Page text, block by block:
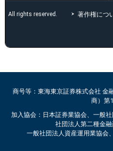
All rights reserved. 著作権につ
商号等：東海東京証券株式会社 金
商）第
加入協会：日本証券業協会、一般
社団法人第二種金融
一般社団法人資産運用業協会